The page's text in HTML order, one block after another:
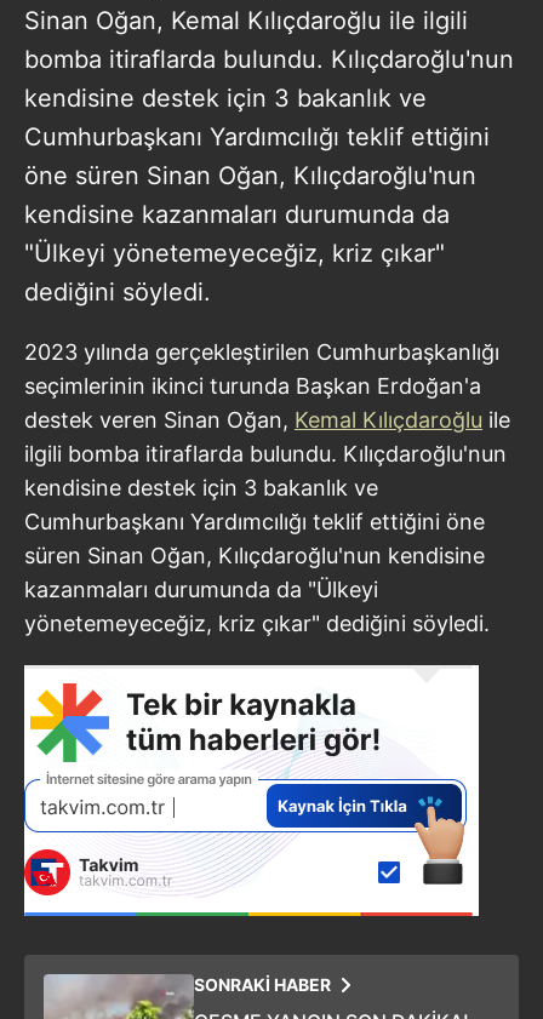
Sinan Oğan, Kemal Kılıçdaroğlu ile ilgili
bomba itiraflarda bulundu. Kılıçdaroğlu'nun
kendisine destek için 3 bakanlık ve
Cumhurbaşkanı Yardımcılığı teklif ettiğini
öne süren Sinan Oğan, Kılıçdaroğlu'nun
kendisine kazanmaları durumunda da
"Ülkeyi yönetemeyeceğiz, kriz çıkar"
dediğini söyledi.
2023 yılında gerçekleştirilen Cumhurbaşkanlığı
seçimlerinin ikinci turunda Başkan Erdoğan'a
destek veren Sinan Oğan, Kemal Kılıçdaroğlu ile
ilgili bomba itiraflarda bulundu. Kılıçdaroğlu'nun
kendisine destek için 3 bakanlık ve
Cumhurbaşkanı Yardımcılığı teklif ettiğini öne
süren Sinan Oğan, Kılıçdaroğlu'nun kendisine
kazanmaları durumunda da "Ülkeyi
yönetemeyeceğiz, kriz çıkar" dediğini söyledi.
SONRAKİ HABER